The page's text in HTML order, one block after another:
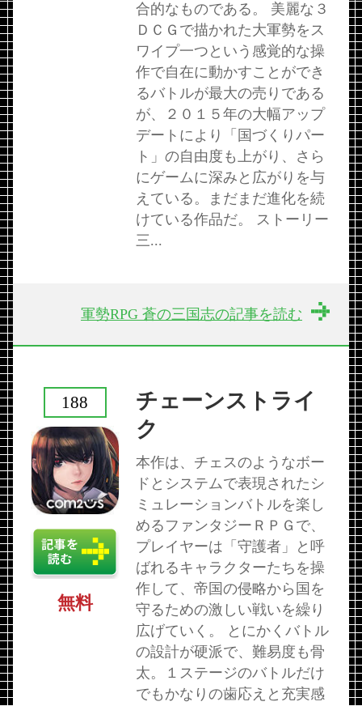
合的なものである。 美麗な３
ＤＣＧで描かれた大軍勢をス
ワイプ一つという感覚的な操
作で自在に動かすことができ
るバトルが最大の売りである
が、２０１５年の大幅アップ
デートにより「国づくりパー
ト」の自由度も上がり、さら
にゲームに深みと広がりを与
えている。まだまだ進化を続
けている作品だ。 ストーリー
三...
軍勢RPG 蒼の三国志の記事を読む
チェーンストライ
ク
本作は、チェスのようなボー
ドとシステムで表現されたシ
ミュレーションバトルを楽し
めるファンタジーＲＰＧで、
プレイヤーは「守護者」と呼
ばれるキャラクターたちを操
作して、帝国の侵略から国を
守るための激しい戦いを繰り
広げていく。 とにかくバトル
の設計が硬派で、難易度も骨
太。１ステージのバトルだけ
でもかなりの歯応えと充実感
188
無料